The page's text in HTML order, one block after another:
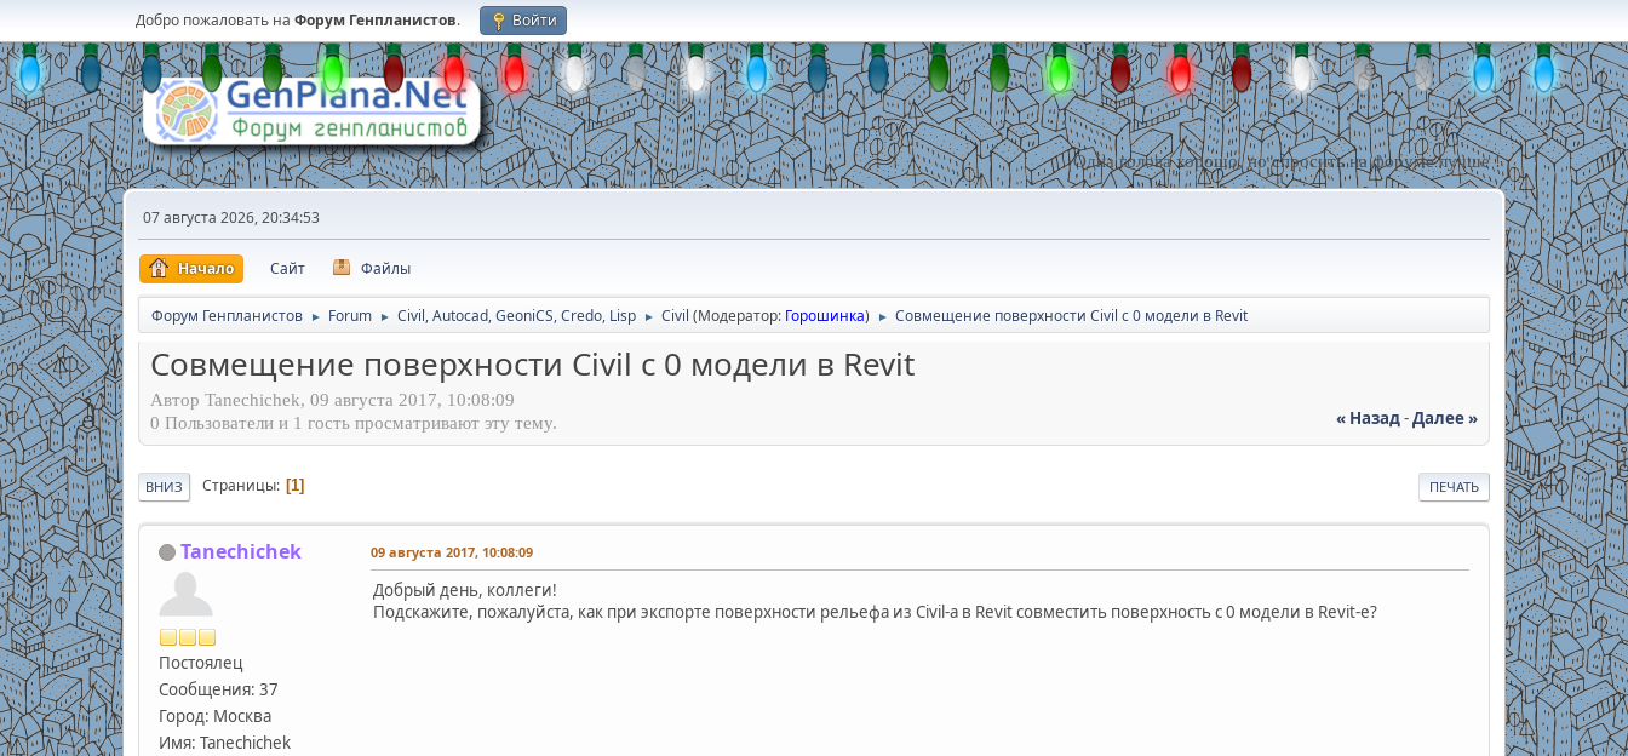
Добро пожаловать на Форум Генпланистов. Войти
Одна голова хорошо, но спросить на форуме лучше !
07 августа 2026, 20:34:53
Начало Сайт Файлы
Форум Генпланистов ► Forum ► Civil, Autocad, GeoniCS, Credo, Lisp ► Civil (Модератор: Горошинка) ► Совмещение поверхности Civil c 0 модели в Revit
Совмещение поверхности Civil c 0 модели в Revit
Автор Tanechichek, 09 августа 2017, 10:08:09
« Назад-Далее »
0 Пользователи и 1 гость просматривают эту тему.
ПЕЧАТЬ
ВНИЗ Страницы 1
Tanechichek
Постоялец
Сообщения: 37
Город: Москва
Имя: Tanechichek
09 августа 2017, 10:08:09
Добрый день, коллеги!
Подскажите, пожалуйста, как при экспорте поверхности рельефа из Civil-a в Revit совместить поверхность с 0 модели в Revit-е?